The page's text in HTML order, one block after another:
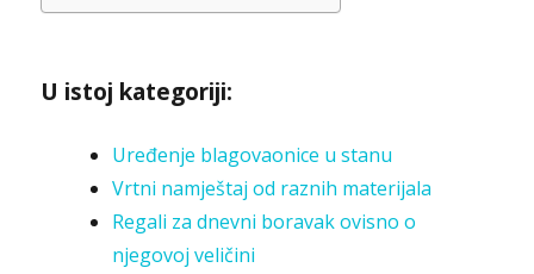
U istoj kategoriji:
Uređenje blagovaonice u stanu
Vrtni namještaj od raznih materijala
Regali za dnevni boravak ovisno o
njegovoj veličini